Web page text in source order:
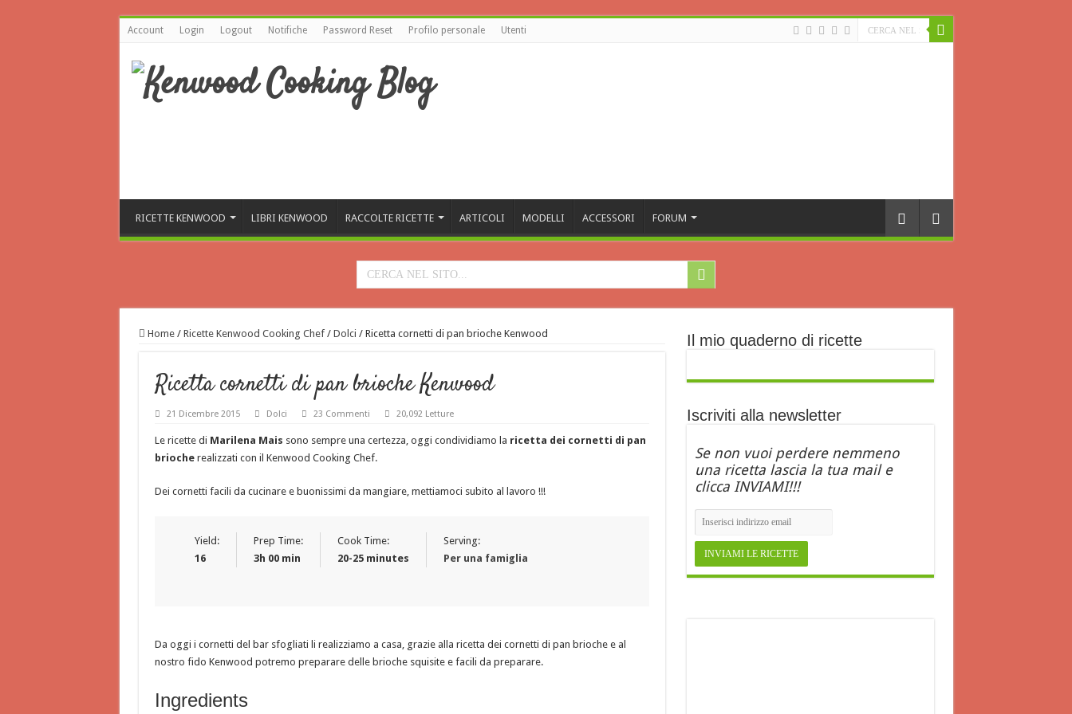
Account Login Logout Notifiche Password Reset Profilo personale Utenti
RICETTE KENWOOD LIBRI KENWOOD RACCOLTE RICETTE ARTICOLI MODELLI ACCESSORI FORUM
Home / Ricette Kenwood Cooking Chef / Dolci / Ricetta cornetti di pan brioche Kenwood
Ricetta cornetti di pan brioche Kenwood
21 Dicembre 2015 Dolci 23 Commenti 20,092 Letture
Le ricette di Marilena Mais sono sempre una certezza, oggi condividiamo la ricetta dei cornetti di pan
briocherealizzati con il Kenwood Cooking Chef.
Dei cornetti facili da cucinare e buonissimi da mangiare, mettiamoci subito al lavoro !!!
Yield:
16
Prep Time:
3h 00 min
Cook Time:
20-25 minutes
Serving:
Per una famiglia
Da oggi i cornetti del bar sfogliati li realizziamo a casa, grazie alla ricetta dei cornetti di pan brioche e al
nostro fido Kenwood potremo preparare delle brioche squisite e facili da preparare.
Ingredients
Il mio quaderno di ricette
Iscriviti alla newsletter
Se non vuoi perdere nemmeno
una ricetta lascia la tua mail e
clicca INVIAMI!!!